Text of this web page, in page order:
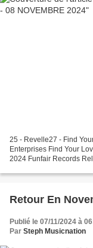
25 - Revelle27 - Find
Enterprises Find Your
2024 Funfair Records
Retour En
Publié le 07/11/2024 à
Par Steph Musicnation